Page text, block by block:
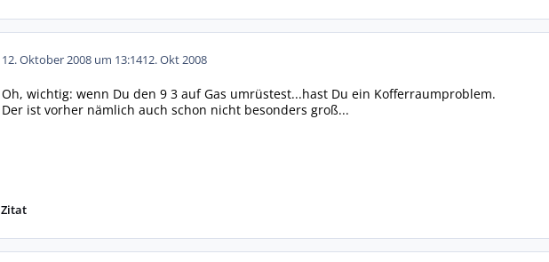
12. Oktober 2008 um 13:1412. Okt 2008
Oh, wichtig: wenn Du den 9 3 auf Gas umrüstest...hast Du ein Kofferraumproblem.
Der ist vorher nämlich auch schon nicht besonders groß...
Zitat